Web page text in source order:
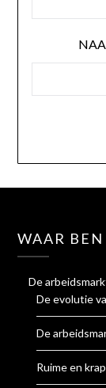
WAAR
De
De evolutie
De
Ruime en